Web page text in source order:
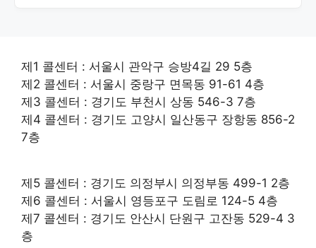
제1 콜센터 : 서울시 관악구 승방4길 29 5층
제2 콜센터 : 서울시 중랑구 면목동 91-61 4층
제3 콜센터 : 경기도 부천시 상동 546-3 7층
제4 콜센터 : 경기도 고양시 일산동구 장항동 856-2
7층
제5 콜센터 : 경기도 의정부시 의정부동 499-1 2층
제6 콜센터 : 서울시 영등포구 도림로 124-5 4층
제7 콜센터 : 경기도 안산시 단원구 고잔동 529-4 3
층